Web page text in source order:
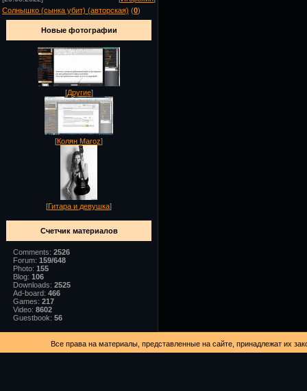
Солнышко (сынка убит) (авторская) (0)
Новые фотографии
[Другие]
[Колян Maroz]
[Гитара и девушка]
Счетчик материалов
Comments: 2526
Forum: 159/648
Photo: 155
Blog: 106
Downloads: 2525
Ad-board: 466
Games: 217
Video: 8602
Guestbook: 56
Все права на материалы, представленные на сайте, принадлежат их